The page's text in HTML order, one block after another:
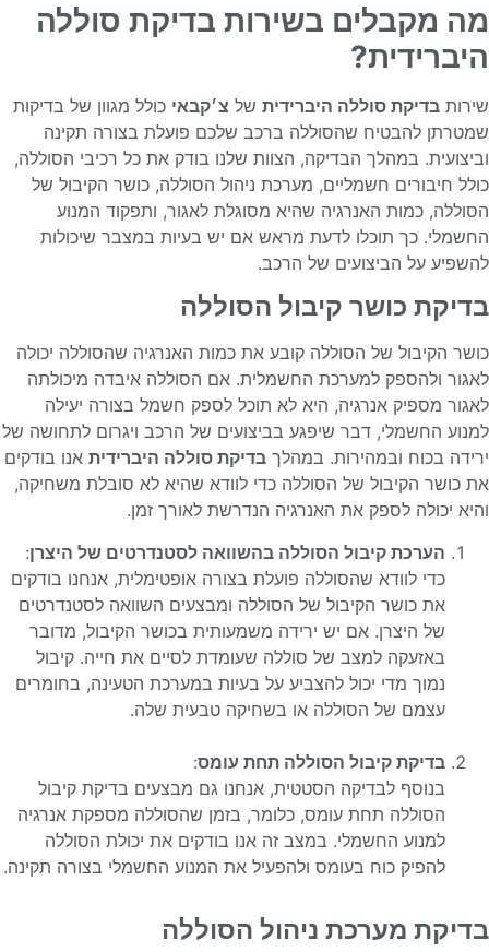
מה מקבלים בשירות בדיקת סוללה
היברידית?
שירות בדיקת סוללה היברידית של צ׳קבאי כולל מגוון של בדיקות
שמטרתן להבטיח שהסוללה ברכב שלכם פועלת בצורה תקינה
וביצועית. במהלך הבדיקה, הצוות שלנו בודק את כל רכיבי הסוללה,
כולל חיבורים חשמליים, מערכת ניהול הסוללה, כושר הקיבול של
הסוללה, כמות האנרגיה שהיא מסוגלת לאגור, ותפקוד המנוע
החשמלי. כך תוכלו לדעת מראש אם יש בעיות במצבר שיכולות
להשפיע על הביצועים של הרכב.
בדיקת כושר קיבול הסוללה
כושר הקיבול של הסוללה קובע את כמות האנרגיה שהסוללה יכולה
לאגור ולהספק למערכת החשמלית. אם הסוללה איבדה מיכולתה
לאגור מספיק אנרגיה, היא לא תוכל לספק חשמל בצורה יעילה
למנוע החשמלי, דבר שיפגע בביצועים של הרכב ויגרום לתחושה של
ירידה בכוח ובמהירות. במהלך בדיקת סוללה היברידית אנו בודקים
את כושר הקיבול של הסוללה כדי לוודא שהיא לא סובלת משחיקה,
והיא יכולה לספק את האנרגיה הנדרשת לאורך זמן.
הערכת קיבול הסוללה בהשוואה לסטנדרטים של היצרן:
כדי לוודא שהסוללה פועלת בצורה אופטימלית, אנחנו בודקים
את כושר הקיבול של הסוללה ומבצעים השוואה לסטנדרטים
של היצרן. אם יש ירידה משמעותית בכושר הקיבול, מדובר
באזעקה למצב של סוללה שעומדת לסיים את חייה. קיבול
נמוך מדי יכול להצביע על בעיות במערכת הטעינה, בחומרים
עצמם של הסוללה או בשחיקה טבעית שלה.
בדיקת קיבול הסוללה תחת עומס:
בנוסף לבדיקה הסטטית, אנחנו גם מבצעים בדיקת קיבול
הסוללה תחת עומס, כלומר, בזמן שהסוללה מספקת אנרגיה
למנוע החשמלי. במצב זה אנו בודקים את יכולת הסוללה
להפיק כוח בעומס ולהפעיל את המנוע החשמלי בצורה תקינה.
בדיקת מערכת ניהול הסוללה